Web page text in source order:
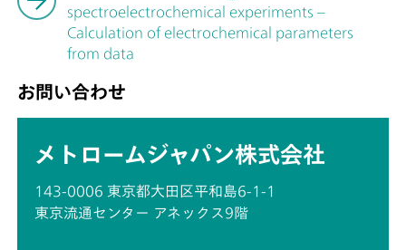
spectroelectrochemical experiments –
Calculation of electrochemical parameters
from data
お問い合わせ
メトロームジャパン株式会社
143-0006 東京都大田区平和島6-1-1
東京流通センター アネックス9階